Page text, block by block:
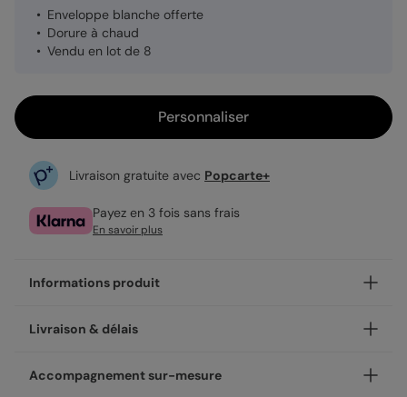
Enveloppe blanche offerte
Dorure à chaud
Vendu en lot de 8
Personnaliser
Livraison gratuite avec Popcarte+
Payez en 3 fois sans frais
En savoir plus
Informations produit
Notre finition dorée sur le modèle Dorure Poussière
La dorure à chaud est une technique d’impression
Livraison & délais
Votre création est imprimée avec soin en 24h ou 48h dans
Accompagnement sur-mesure